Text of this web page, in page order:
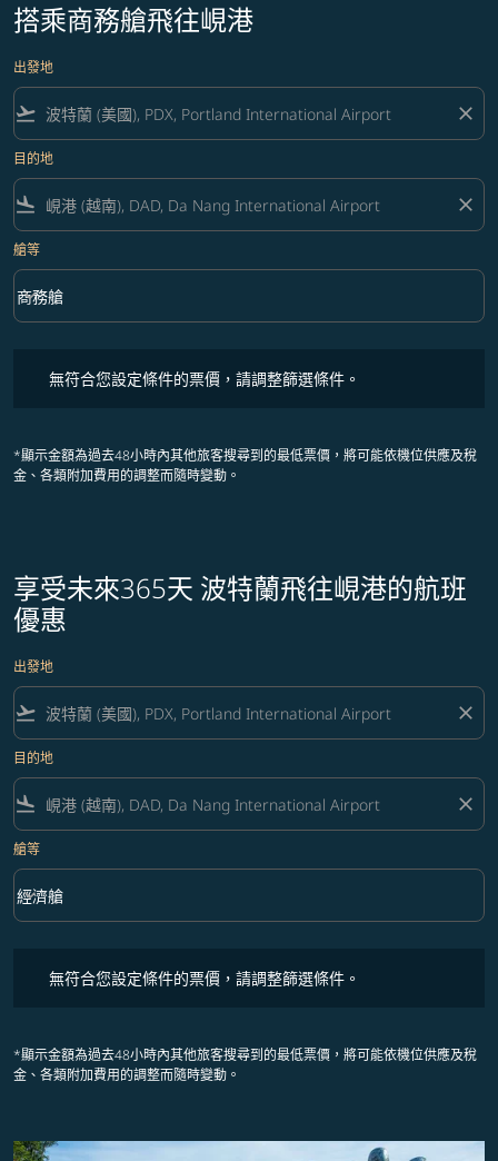
搭乘商務艙飛往峴港
出發地
flight_takeoff close
目的地
flight_land close
艙等
艙等 option 商務艙 Selected
商務艙
keyboard_arrow_down
無符合您設定條件的票價，請調整篩選條件。
*顯示金額為過去48小時內其他旅客搜尋到的最低票價，將可能依機位供應及稅
金、各類附加費用的調整而隨時變動。
享受未來365天 波特蘭飛往峴港的航班
優惠
出發地
flight_takeoff close
目的地
flight_land close
艙等
艙等 option 經濟艙 Selected
經濟艙
keyboard_arrow_down
無符合您設定條件的票價，請調整篩選條件。
*顯示金額為過去48小時內其他旅客搜尋到的最低票價，將可能依機位供應及稅
金、各類附加費用的調整而隨時變動。